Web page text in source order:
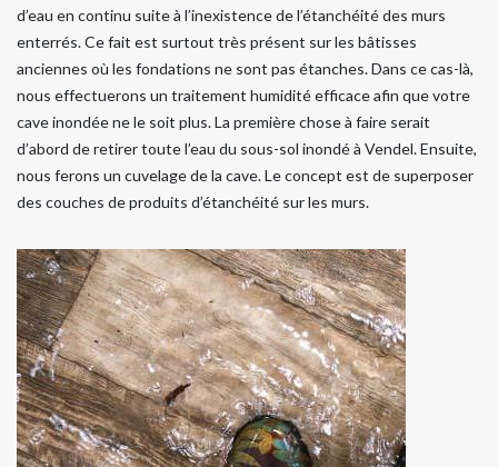
d’eau en continu suite à l’inexistence de l’étanchéité des murs
enterrés. Ce fait est surtout très présent sur les bâtisses
anciennes où les fondations ne sont pas étanches. Dans ce cas-là,
nous effectuerons un traitement humidité efficace afin que votre
cave inondée ne le soit plus. La première chose à faire serait
d’abord de retirer toute l’eau du sous-sol inondé à Vendel. Ensuite,
nous ferons un cuvelage de la cave. Le concept est de superposer
des couches de produits d’étanchéité sur les murs.